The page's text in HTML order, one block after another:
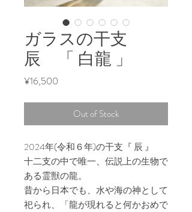
ガラスの干支
辰 「 白龍 」
¥16,500
Out of Stock
2024年(令和６年)の干支『 辰 』
十二支の中で唯一、伝説上の生物で
ある霊獣の龍。
昔から日本でも、水や海の神として
祀られ、「龍が現れると何かおめで